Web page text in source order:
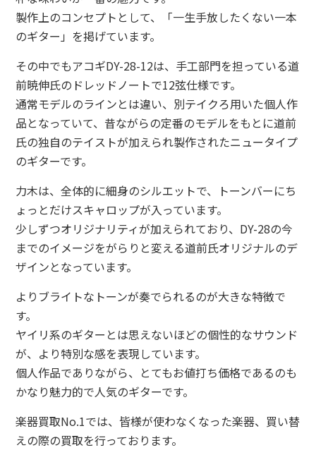
製作上のコンセプトとして、「一生手放したくない一本
のギター」を掲げています。
その中でもアコギDY-28-12は、手工部門を担っている道
前暁伸氏のドレッドノートで12弦仕様です。
通常モデルのラインとは違い、別テイクろ用いた個人作
品となっていて、昔ながらの定番のモデルをもとに道前
氏の独自のテイストが加えられ製作されたニュータイプ
のギターです。
力木は、全体的に細身のシルエットで、トーンバーにち
ょっとだけスキャロップが入っています。
少しずつオリジナリティが加えられており、DY-28の今
までのイメージをがらりと変える道前氏オリジナルのデ
ザインとなっています。
よりブライトなトーンが奏でられるのが大きな特徴で
す。
ヤイリ系のギターとは思えないほどの個性的なサウンド
が、より特別な感を表現しています。
個人作品でありながら、とてもお値打ち価格であるのも
かなり魅力的で人気のギターです。
楽器買取No.1では、皆様が使わなくなった楽器、買い替
えの際の買取を行っております。